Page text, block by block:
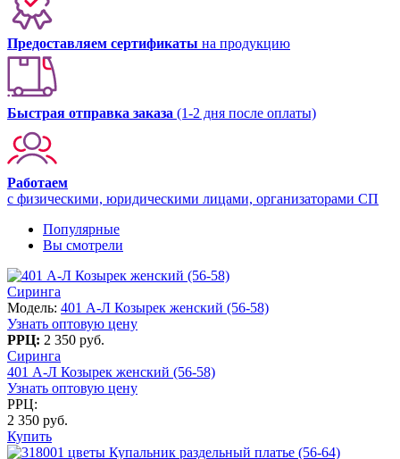
Предоставляем сертификаты на продукцию
Быстрая отправка заказа (1-2 дня после оплаты)
Работаем
с физическими, юридическими лицами, организаторами СП
Популярные
Вы смотрели
Сиринга
Модель: 401 А-Л Козырек женский (56-58)
Узнать оптовую цену
РРЦ: 2 350 руб.
Сиринга
401 А-Л Козырек женский (56-58)
Узнать оптовую цену
РРЦ:
2 350 руб.
Купить